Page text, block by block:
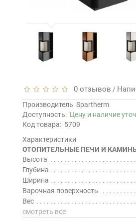
0 отзывов /
Производитель Spartherm
Доступность: Цену и наличие
Код товара: 5709
Характеристики
ОТОПИТЕЛЬНЫЕ ПЕЧИ И
Высота
Глубина
Ширина
Варочная поверхность
Вес
смотреть все